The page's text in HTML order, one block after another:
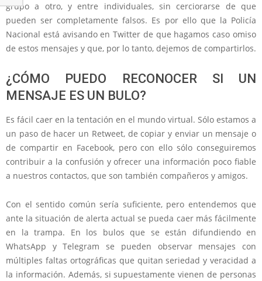
grupo a otro, y entre individuales, sin cerciorarse de que
pueden ser completamente falsos. Es por ello que la Policía
Nacional está avisando en Twitter de que hagamos caso omiso
de estos mensajes y que, por lo tanto, dejemos de compartirlos.
¿CÓMO PUEDO RECONOCER SI UN
MENSAJE ES UN BULO?
Es fácil caer en la tentación en el mundo virtual. Sólo estamos a
un paso de hacer un Retweet, de copiar y enviar un mensaje o
de compartir en Facebook, pero con ello sólo conseguiremos
contribuir a la confusión y ofrecer una información poco fiable
a nuestros contactos, que son también compañeros y amigos.
Con el sentido común sería suficiente, pero entendemos que
ante la situación de alerta actual se pueda caer más fácilmente
en la trampa. En los bulos que se están difundiendo en
WhatsApp y Telegram se pueden observar mensajes con
múltiples faltas ortográficas que quitan seriedad y veracidad a
la información. Además, si supuestamente vienen de personas